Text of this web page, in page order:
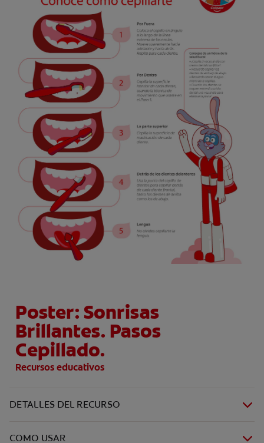
SELECCIÓN DE PRODUCTOS
PARA PROFESIONALES
CUPONES
DÓNDE COMPRAR
VE (ES)
SUSCRÍBETE
Poster: Sonrisas
Brillantes. Pasos
Cepillado.
Recursos educativos
DETALLES DEL RECURSO
COMO USAR